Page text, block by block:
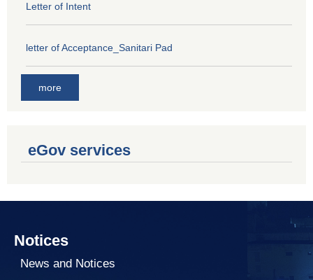
Letter of Intent
letter of Acceptance_Sanitari Pad
more
eGov services
Notices
News and Notices